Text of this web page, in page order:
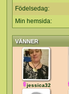
Födelsedag:
Min hemsida:
VÄNNER
jessica32